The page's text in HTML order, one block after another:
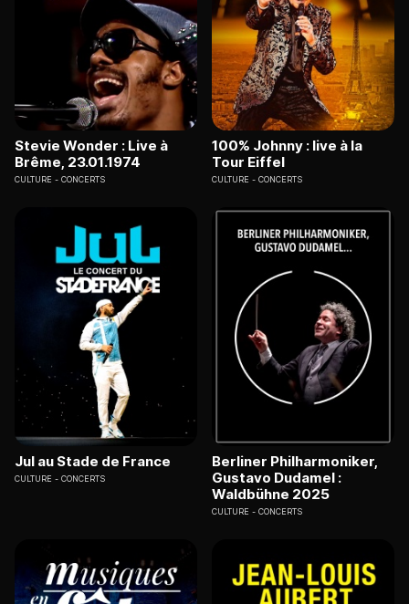
Stevie Wonder : Live à
Brême, 23.01.1974
CULTURE CONCERTS
100% Johnny : live à la
Tour Eiffel
CULTURE CONCERTS
Jul au Stade de France
CULTURE CONCERTS
Berliner Philharmoniker,
Gustavo Dudamel :
Waldbühne 2025
CULTURE CONCERTS